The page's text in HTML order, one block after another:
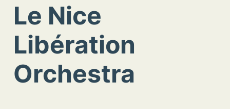
Le Nice
Libération
Orchestra